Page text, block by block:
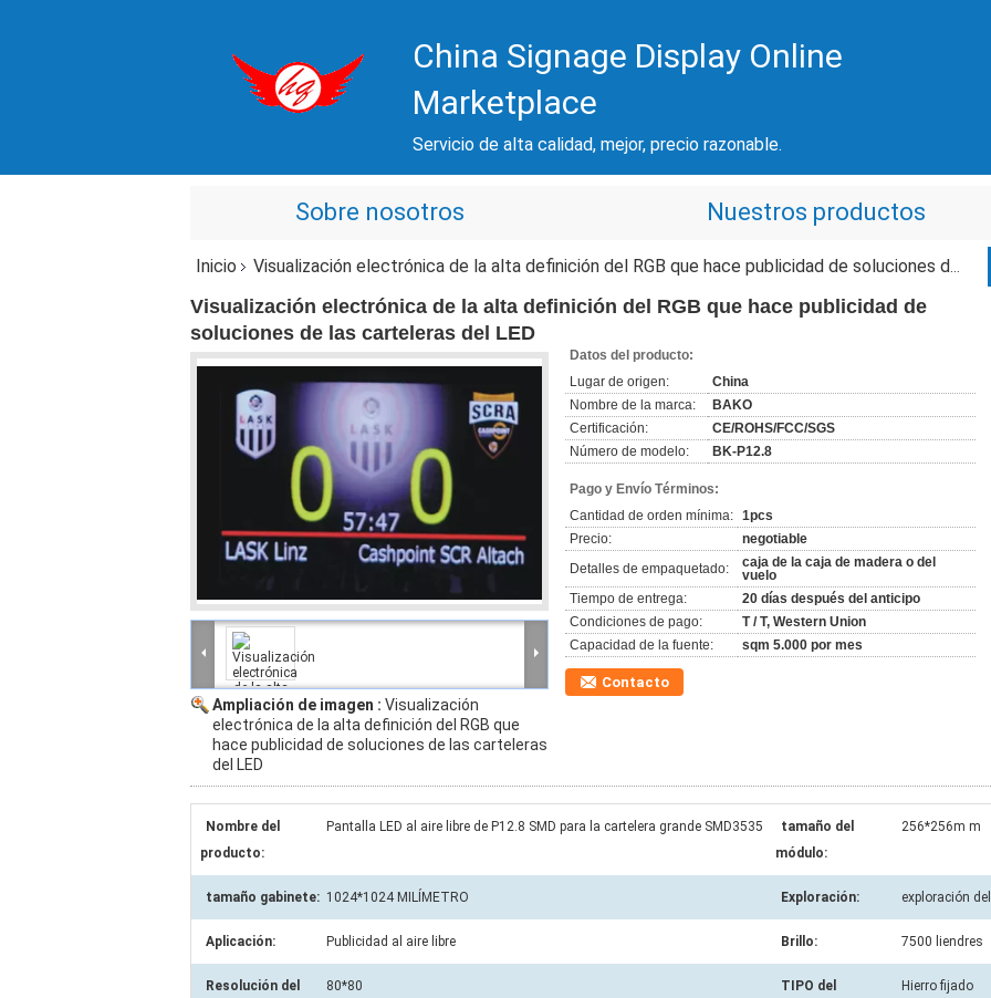
China Signage Display Online
Marketplace
Servicio de alta calidad, mejor, precio razonable.
Sobre nosotros Nuestros productos
Inicio Visualización electrónica de la alta definición del RGB que hace publicidad de soluciones de las carteleras del LED
Visualización electrónica de la alta definición del RGB que hace publicidad de
soluciones de las carteleras del LED
Ampliación de imagen : Visualización
electrónica de la alta definición del RGB que
hace publicidad de soluciones de las carteleras
del LED
Datos del producto:
Lugar de origen:
China
Nombre de la marca:
BAKO
Certificación:
CE/ROHS/FCC/SGS
Número de modelo:
BK-P12.8
Pago y Envío Términos:
Cantidad de orden mínima: 1pcs
Precio:
negotiable
Detalles de empaquetado:
caja de la caja de madera o del
vuelo
Tiempo de entrega:
20 días después del anticipo
Condiciones de pago:
T / T, Western Union
Capacidad de la fuente:
sqm 5.000 por mes
Contacto
Nombre del
producto:
Pantalla LED al aire libre de P12.8 SMD para la cartelera grande SMD3535
tamaño del
módulo:
256*256m m
tamaño gabinete: 1024*1024 MILÍMETRO Exploración: exploración
Aplicación: Publicidad al aire libre Brillo: 7500 liendres
Resolución del
80*80
TIPO del
Hierro fijado